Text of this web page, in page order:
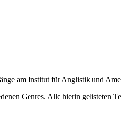
am Institut für Anglistik und
Genres. Alle hierin gelisteten